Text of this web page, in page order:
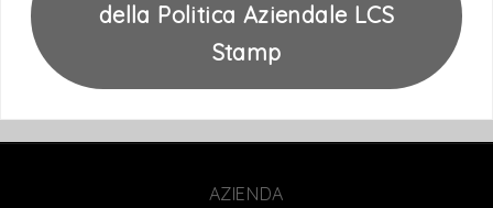
della Politica Aziendale LCS
Stamp
AZIENDA